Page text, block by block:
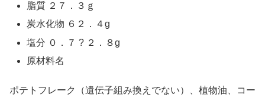
脂質 ２７．３ｇ
炭水化物 ６２．４g
塩分 ０．７ ? ２．８g
原材料名
ポテトフレーク（遺伝子組み換えでない）、植物油、コー